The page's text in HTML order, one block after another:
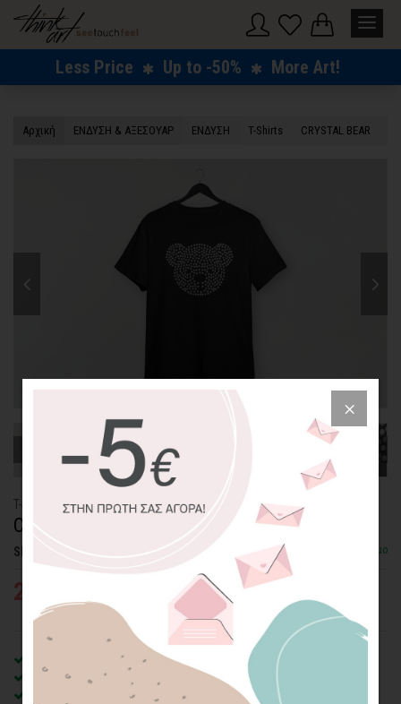
Less Price Up to -50% More Art!
Αρχική ΕΝΔΥΣΗ & ΑΞΕΣΟΥΑΡ ΕΝΔΥΣΗ T-Shirts CRYSTAL BEAR
T-SHIRT
CRYSTAL BEAR
SKU: TST-7 Διαθέσιμο
26,25€
100% Οργανικό βαμβάκι
-175g/m²
Κοντά μανίκια - Πλαϊνές ραφές - Στρογγυλή λαιμόκοψη με rib